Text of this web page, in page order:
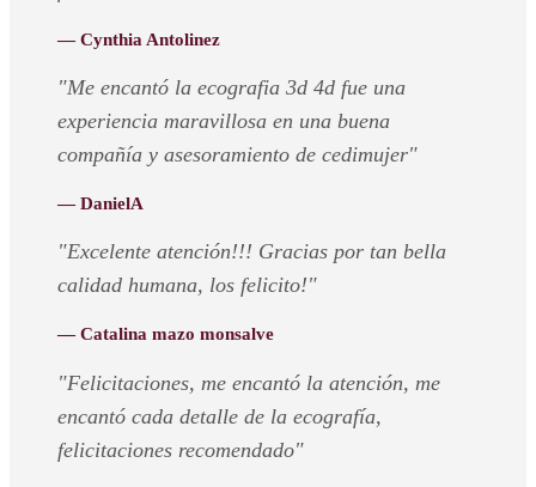
— Cynthia Antolinez
"Me encantó la ecografia 3d 4d fue una
experiencia maravillosa en una buena
compañía y asesoramiento de cedimujer"
— DanielA
"Excelente atención!!! Gracias por tan bella
calidad humana, los felicito!"
— Catalina mazo monsalve
"Felicitaciones, me encantó la atención, me
encantó cada detalle de la ecografía,
felicitaciones recomendado"